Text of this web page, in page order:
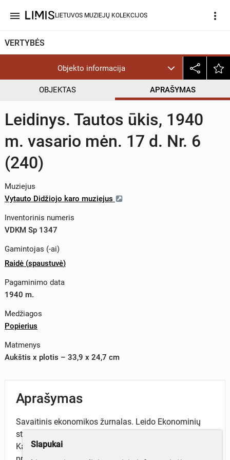
menu LIETUVOS MUZIEJŲ KOLEKCIJOS more_vert
VERTYBĖS
Objekto informacija
OBJEKTAS APRAŠYMAS
Leidinys. Tautos ūkis, 1940
m. vasario mėn. 17 d. Nr. 6
(240)
Muziejus
Vytauto Didžiojo karo muziejus
Inventorinis numeris
VDKM Sp 1347
Gamintojas (-ai)
Raidė (spaustuvė)
Pagaminimo data
1940 m.
Medžiagos
Popierius
Matmenys
Aukštis x plotis – 33,9 x 24,7 cm
Aprašymas
Savaitinis ekonomikos žurnalas. Leido Ekonominių
studijų draugija. Vyr. redaktorius Vladas Juodeika.
Kaina 0,5 Lt. Žurnalo nugarėlėje priklijuotas lapelis su
Slapukai